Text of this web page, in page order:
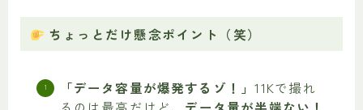
ちょっとだけ懸念ポイント（笑）
「データ容量が爆発するゾ！」11Kで撮れ